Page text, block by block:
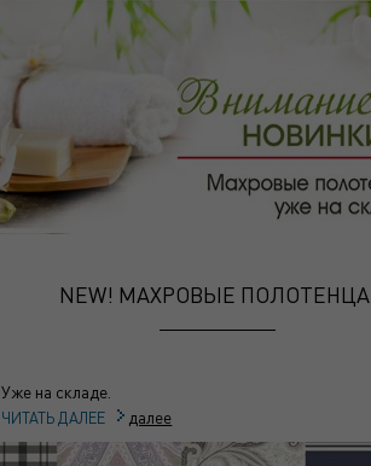
NEW! МАХРОВЫЕ ПОЛОТЕНЦА.
Уже на складе.
ЧИТАТЬ ДАЛЕЕ далее